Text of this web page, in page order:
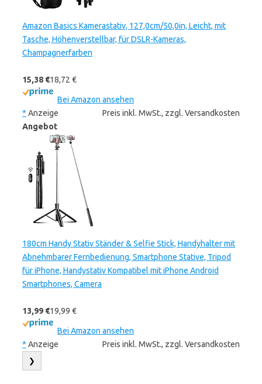
Amazon Basics Kamerastativ, 127,0cm/50,0in, Leicht, mit
Tasche, Höhenverstellbar, für DSLR-Kameras,
Champagnerfarben
15,38 €18,72 €
Bei Amazon ansehen
* Anzeige
Preis inkl. MwSt., zzgl. Versandkosten
Angebot
180cm Handy Stativ Ständer & Selfie Stick, Handyhalter mit
Abnehmbarer Fernbedienung, Smartphone Stative, Tripod
für iPhone, Handystativ Kompatibel mit iPhone Android
Smartphones, Camera
13,99 €19,99 €
Bei Amazon ansehen
* Anzeige Preis inkl. MwSt., zzgl. Versandkosten
❯